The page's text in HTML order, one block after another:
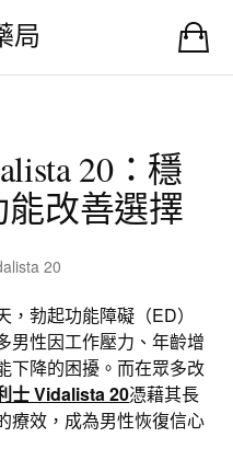
局
20：穩
改善選擇
20
勃起功能障礙（ED）
男性因工作壓力、年齡增
下降的困擾。而在眾多改
士 Vidalista 20憑藉其長
療效，成為男性恢復信心